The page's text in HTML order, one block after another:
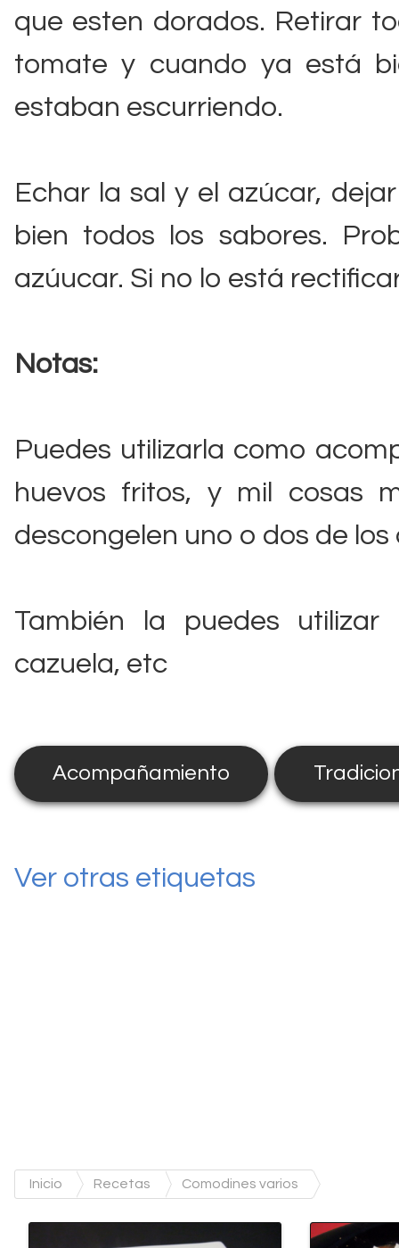
que esten dorados. Retirar
tomate y cuando ya está
estaban escurriendo.
Echar la sal y el azúcar,
bien todos los sabores.
azúucar. Si no lo está
Notas:
Puedes utilizarla como
huevos fritos, y mil cosas
descongelen uno o dos de
También la puedes
cazuela, etc
Acompañamiento
Ver otras etiquetas
Inicio Recetas Comodines varios